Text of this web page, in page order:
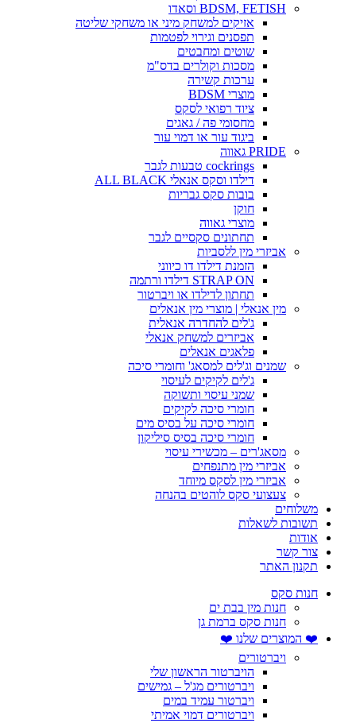
BDSM, FETISH וסאדו
אזיקים למשחק מיני או משחקי שליטה
תפסנים וגירוי לפטמות
שוטים ומחבטים
מסכות וקולרים בדס"מ
ערכות קשירה
מוצרי BDSM
ציוד רפואי לסקס
מחסומי פה / גאגים
ביגוד עור או דמוי עור
PRIDE גאווה
cockrings טבעות לגבר
דילדו וסקס אנאלי ALL BLACK
בובות סקס גבריות
חוקן
מוצרי גאווה
תחתונים סקסיים לגבר
אביזרי מין ללסביות
הזמנת דילדו דו כיווני
STRAP ON דילדו ורתמה
תחתון לדילדו או ויברטור
מין אנאלי | מוצרי מין אנאלים
ג'לים להחדרה אנאלית
אביזרים למשחק אנאלי
פלאגים אנאלים
שמנים וג'לים למסאג' וחומרי סיכה
ג'לים לקיקים לעיסוי
שמני עיסוי ותשוקה
חומרי סיכה לקיקים
חומרי סיכה על בסיס מים
חומרי סיכה בסיס סיליקון
מסאג'רים – מכשירי עיסוי
אביזרי מין מתנפחים
אביזרי מין לסקס מיוחד
צעצועי סקס לוהטים בהנחה
משלוחים
תשובות לשאלות
אודות
צור קשר
תקנון האתר
חנות סקס
חנות מין בבת ים
חנות סקס ברמת גן
❤️ המוצרים שלנו ❤️
ויברטורים
הויברטור הראשון שלי
ויברטורים מג'ל – גמישים
ויברטור עמיד במים
ויברטורים דמוי אמיתי